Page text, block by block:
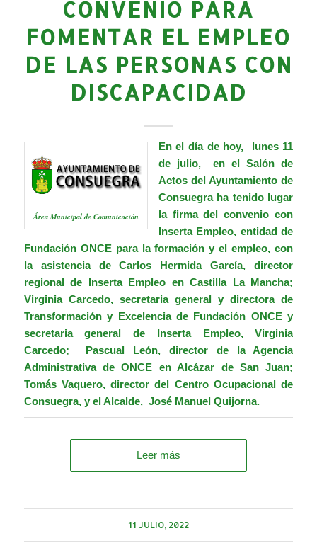
CONVENIO PARA
FOMENTAR EL EMPLEO
DE LAS PERSONAS CON
DISCAPACIDAD
Área Municipal de Comunicación
En el día de hoy, lunes 11
de julio, en el Salón de
Actos del Ayuntamiento de
Consuegra ha tenido lugar
la firma del convenio con
Inserta Empleo, entidad de
Fundación ONCE para la formación y el empleo,con
la asistencia de Carlos Hermida García, director
regional de Inserta Empleo en Castilla La Mancha;
Virginia Carcedo, secretaria general y directora de
Transformación y Excelencia de Fundación ONCE y
secretaria general de Inserta Empleo,Virginia
Carcedo; Pascual León, director de la Agencia
Administrativa de ONCE en Alcázar de San Juan;
Tomás Vaquero, director del Centro Ocupacional de
Consuegra, y el Alcalde, José Manuel Quijorna.
Leer más
11 JULIO, 2022